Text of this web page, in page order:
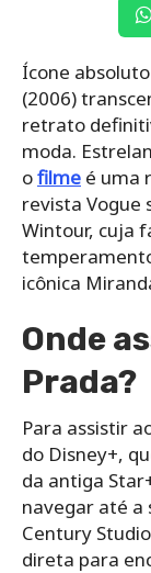
Ícone
(2006)
retrato
moda.
ofilme é uma
revista Vogue
Wintour, cuja
icônica
Onde
Prada?
Para assistir
do Disney+,
da antiga
navegar até a
Century
direta para